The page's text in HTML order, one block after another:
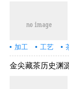
加工 工艺
技术
安化
国家
圆柱
金尖藏茶历史渊